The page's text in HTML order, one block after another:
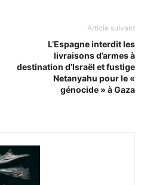
Article suivant
L’Espagne interdit les
livraisons d’armes à
destination d’Israël et fustige
Netanyahu pour le «
génocide » à Gaza